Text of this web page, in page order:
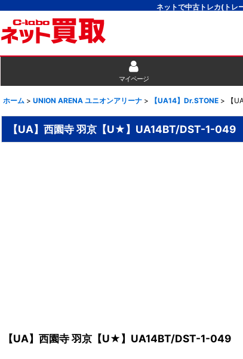
ネットで中古トレカ(トレ
マイページ
ホーム > UNION ARENA ユニオンアリーナ > 【UA14】Dr.STONE > 【
【UA】西園寺 羽京【U★】UA14BT/DST-1-049
【UA】西園寺 羽京【U★】UA14BT/DST-1-049